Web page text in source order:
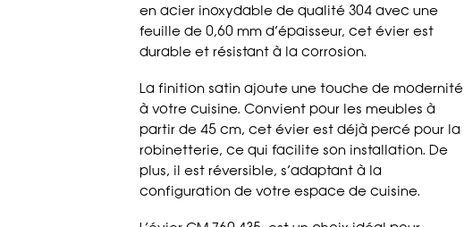
en acier inoxydable de qualité 304 avec une
feuille de 0,60 mm d’épaisseur, cet évier est
durable et résistant à la corrosion.
La finition satin ajoute une touche de modernité
à votre cuisine. Convient pour les meubles à
partir de 45 cm, cet évier est déjà percé pour la
robinetterie, ce qui facilite son installation. De
plus, il est réversible, s’adaptant à la
configuration de votre espace de cuisine.